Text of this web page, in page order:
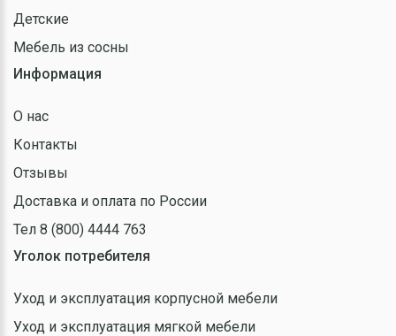
Детские
Мебель из сосны
Информация
О нас
Контакты
Отзывы
Доставка и оплата по России
Тел 8 (800) 4444 763
Уголок потребителя
Уход и эксплуатация корпусной мебели
Уход и эксплуатация мягкой мебели